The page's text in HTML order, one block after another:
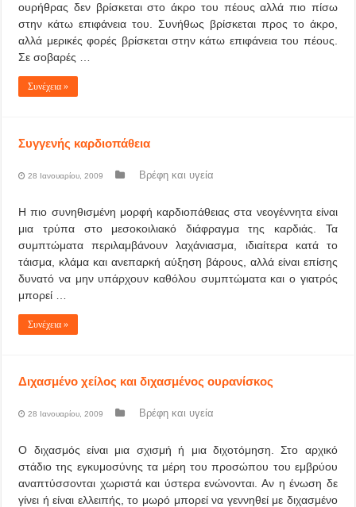
ουρήθρας δεν βρίσκεται στο άκρο του πέους αλλά πιο πίσω
στην κάτω επιφάνεια του. Συνήθως βρίσκεται προς το άκρο,
αλλά μερικές φορές βρίσκεται στην κάτω επιφάνεια του πέους.
Σε σοβαρές …
Συνέχεια »
Συγγενής καρδιοπάθεια
28 Ιανουαρίου, 2009 Βρέφη και υγεία
Η πιο συνηθισμένη μορφή καρδιοπάθειας στα νεογέννητα είναι
μια τρύπα στο μεσοκοιλιακό διάφραγμα της καρδιάς. Τα
συμπτώματα περιλαμβάνουν λαχάνιασμα, ιδιαίτερα κατά το
τάισμα, κλάμα και ανεπαρκή αύξηση βάρους, αλλά είναι επίσης
δυνατό να μην υπάρχουν καθόλου συμπτώματα και ο γιατρός
μπορεί …
Συνέχεια »
Διχασμένο χείλος και διχασμένος ουρανίσκος
28 Ιανουαρίου, 2009 Βρέφη και υγεία
Ο διχασμός είναι μια σχισμή ή μια διχοτόμηση. Στο αρχικό
στάδιο της εγκυμοσύνης τα μέρη του προσώπου του εμβρύου
αναπτύσσονται χωριστά και ύστερα ενώνονται. Αν η ένωση δε
γίνει ή είναι ελλειπής, το μωρό μπορεί να γεννηθεί με διχασμένο